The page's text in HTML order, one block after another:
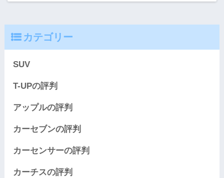
カテゴリー
SUV
T-UPの評判
アップルの評判
カーセブンの評判
カーセンサーの評判
カーチスの評判